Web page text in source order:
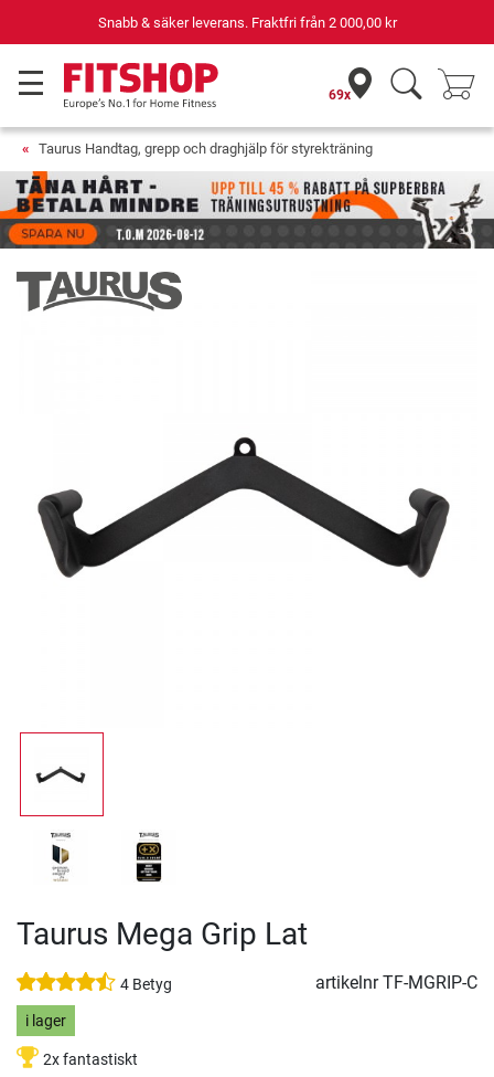
Snabb & säker leverans. Fraktfri från 2 000,00 kr
69x
Taurus Handtag, grepp och draghjälp för styrekträning
Taurus Mega Grip Lat
4 Betyg artikelnrTF-MGRIP-C
i lager
2x fantastiskt